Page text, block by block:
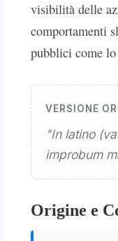
visibilità delle
comportamenti
pubblici come
VERSIONE
"In latino
improbum
Origine e